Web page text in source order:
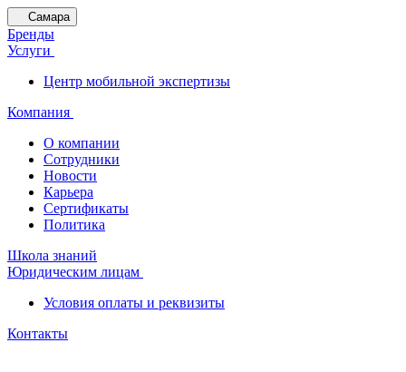
Самара
Бренды
Услуги
Центр мобильной экспертизы
Компания
О компании
Сотрудники
Новости
Карьера
Сертификаты
Политика
Школа знаний
Юридическим лицам
Условия оплаты и реквизиты
Контакты